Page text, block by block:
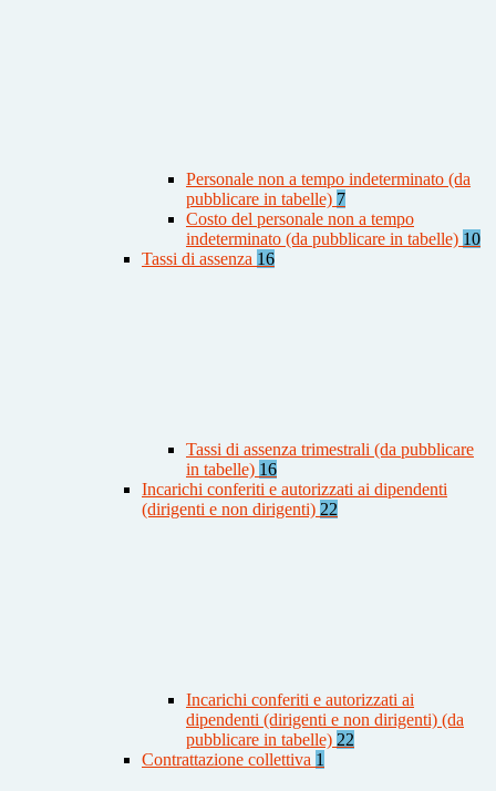
Personale non a tempo indeterminato (da
pubblicare in tabelle) 7
Costo del personale non a tempo
indeterminato (da pubblicare in tabelle) 10
Tassi di assenza 16
Tassi di assenza trimestrali (da pubblicare
in tabelle) 16
Incarichi conferiti e autorizzati ai dipendenti
(dirigenti e non dirigenti) 22
Incarichi conferiti e autorizzati ai
dipendenti (dirigenti e non dirigenti) (da
pubblicare in tabelle) 22
Contrattazione collettiva 1